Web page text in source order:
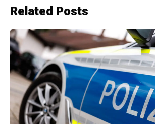
Related Posts